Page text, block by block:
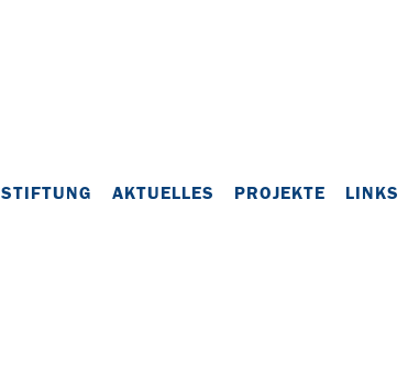
STIFTUNG AKTUELLES PROJEKTE LINKS